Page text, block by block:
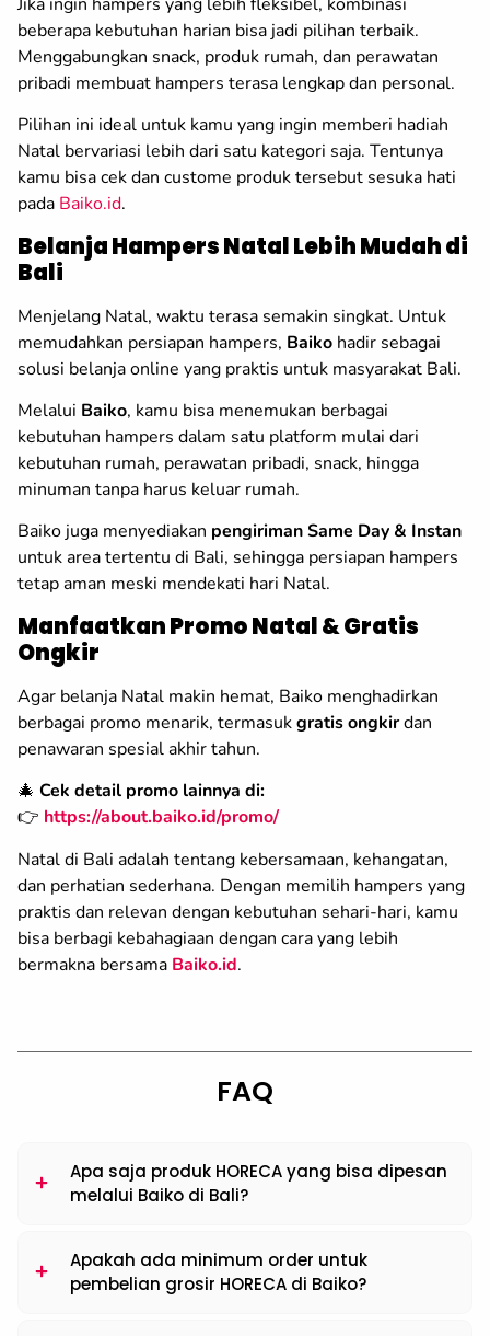
beberapa kebutuhan harian bisa jadi pilihan terbaik.
Menggabungkan snack, produk rumah, dan perawatan
pribadi membuat hampers terasa lengkap dan personal.
Pilihan ini ideal untuk kamu yang ingin memberi hadiah
Natal bervariasi lebih dari satu kategori saja. Tentunya
kamu bisa cek dan custome produk tersebut sesuka hati
pada Baiko.id.
Belanja Hampers Natal Lebih Mudah di
Bali
Menjelang Natal, waktu terasa semakin singkat. Untuk
memudahkan persiapan hampers, Baiko hadir sebagai
solusi belanja online yang praktis untuk masyarakat Bali.
Melalui Baiko, kamu bisa menemukan berbagai
kebutuhan hampers dalam satu platform mulai dari
kebutuhan rumah, perawatan pribadi, snack, hingga
minuman tanpa harus keluar rumah.
Baiko juga menyediakan pengiriman Same Day & Instan
untuk area tertentu di Bali, sehingga persiapan hampers
tetap aman meski mendekati hari Natal.
Manfaatkan Promo Natal & Gratis
Ongkir
Agar belanja Natal makin hemat, Baiko menghadirkan
berbagai promo menarik, termasukgratis ongkirdan
penawaran spesial akhir tahun.
🎄 Cek detail promo lainnya di:
👉 https://about.baiko.id/promo/
Natal di Bali adalah tentang kebersamaan, kehangatan,
dan perhatian sederhana. Dengan memilih hampers yang
praktis dan relevan dengan kebutuhan sehari-hari, kamu
bisa berbagi kebahagiaan dengan cara yang lebih
bermakna bersama Baiko.id.
FAQ
Apa saja produk HORECA yang bisa dipesan
melalui Baiko di Bali?
Apakah ada minimum order untuk
pembelian grosir HORECA di Baiko?